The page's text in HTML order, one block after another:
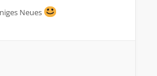
Neues